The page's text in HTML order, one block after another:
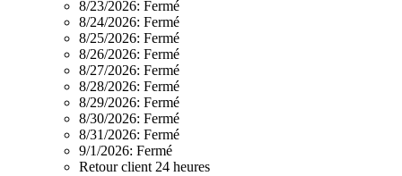
8/23/2026: Fermé
8/24/2026: Fermé
8/25/2026: Fermé
8/26/2026: Fermé
8/27/2026: Fermé
8/28/2026: Fermé
8/29/2026: Fermé
8/30/2026: Fermé
8/31/2026: Fermé
9/1/2026: Fermé
Retour client 24 heures